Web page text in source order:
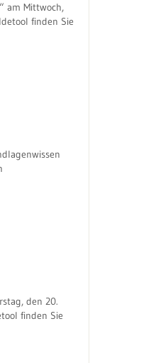
am Mittwoch,
finden Sie
den 20.
finden Sie